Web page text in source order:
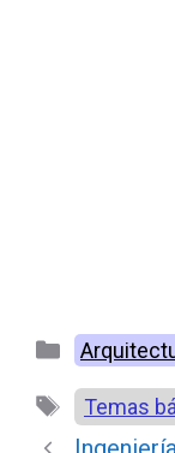
Etiquetas
Temas